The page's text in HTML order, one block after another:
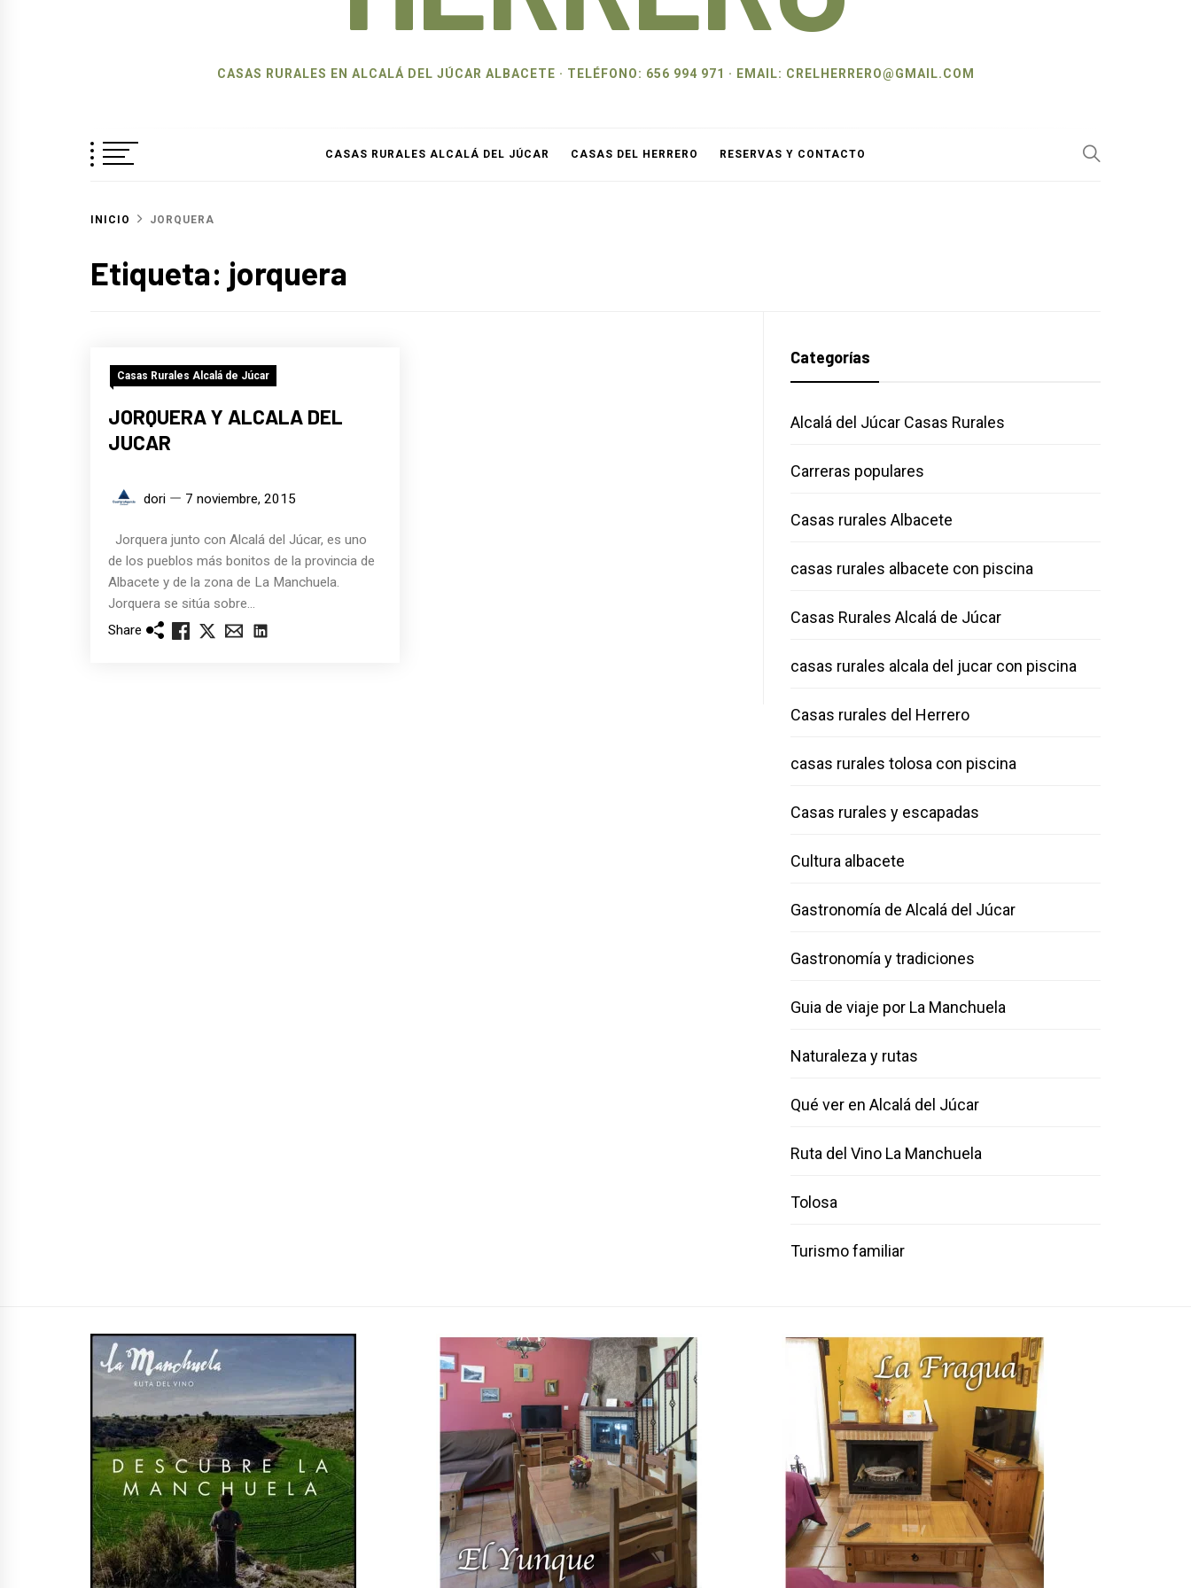
CASAS RURALES EN ALCALÁ DEL JÚCAR ALBACETE · TELÉFONO: 656 994 971 · EMAIL: CRELHERRERO@GMAIL.COM
CASAS RURALES ALCALÁ DEL JÚCAR CASAS DEL HERRERO RESERVAS Y CONTACTO
INICIO JORQUERA
Etiqueta: jorquera
Casas Rurales Alcalá de Júcar
JORQUERA Y ALCALA DEL
JUCAR
dori 7 noviembre, 2015
Jorquera junto con Alcalá del Júcar, es uno
de los pueblos más bonitos de la provincia de
Albacete y de la zona de La Manchuela.
Jorquera se sitúa sobre...
Share
Categorías
Alcalá del Júcar Casas Rurales
Carreras populares
Casas rurales Albacete
casas rurales albacete con piscina
Casas Rurales Alcalá de Júcar
casas rurales alcala del jucar con piscina
Casas rurales del Herrero
casas rurales tolosa con piscina
Casas rurales y escapadas
Cultura albacete
Gastronomía de Alcalá del Júcar
Gastronomía y tradiciones
Guia de viaje por La Manchuela
Naturaleza y rutas
Qué ver en Alcalá del Júcar
Ruta del Vino La Manchuela
Tolosa
Turismo familiar